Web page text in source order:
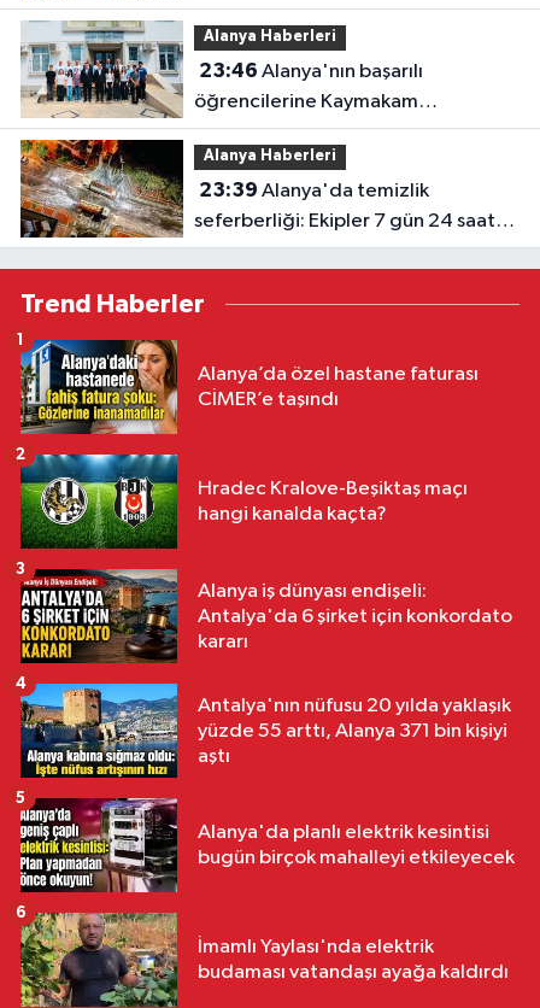
Alanya Haberleri
23:46
öğrencilerine Kaymakam
Öztürk'ten tebrik
Alanya Haberleri
23:39
seferberliği: Ekipler 7 gün 24 saat
sahada
Trend Haberler
Alanya’da özel hastane faturası
CİMER’e taşındı
1
Hradec Kralove-Beşiktaş maçı
hangi kanalda kaçta?
2
Alanya iş dünyası endişeli:
Antalya'da 6 şirket için konkordato
kararı
3
Antalya'nın nüfusu 20 yılda yaklaşık
yüzde 55 arttı, Alanya 371 bin kişiyi
aştı
4
Alanya'da planlı elektrik kesintisi
bugün birçok mahalleyi etkileyecek
5
İmamlı Yaylası'nda elektrik
budaması vatandaşı ayağa kaldırdı
6